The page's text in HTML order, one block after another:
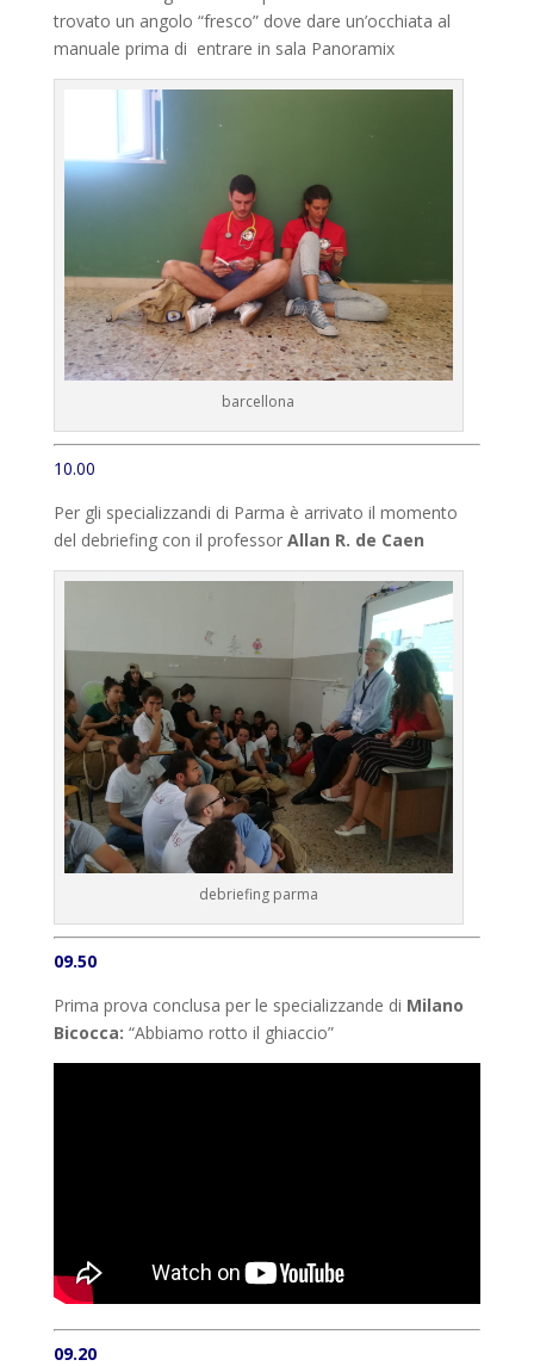
trovato un angolo “fresco” dove dare un’occhiata al
manuale prima di entrare in sala Panoramix
barcellona
10.00
Per gli specializzandi di Parma è arrivato il momento
del debriefing con il professor Allan R. de Caen
debriefing parma
09.50
Prima prova conclusa per le specializzande di Milano
Bicocca: “Abbiamo rotto il ghiaccio”
09.20